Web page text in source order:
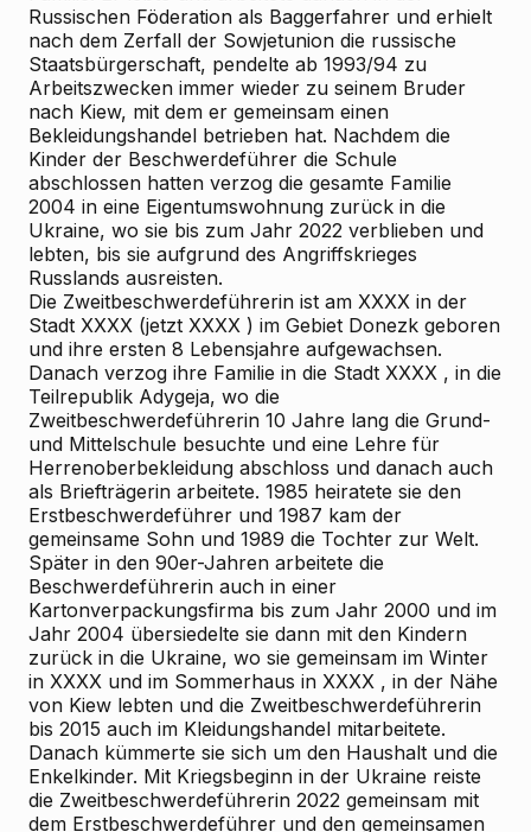
Russischen Föderation als Baggerfahrer und erhielt
nach dem Zerfall der Sowjetunion die russische
Staatsbürgerschaft, pendelte ab 1993/94 zu
Arbeitszwecken immer wieder zu seinem Bruder
nach Kiew, mit dem er gemeinsam einen
Bekleidungshandel betrieben hat. Nachdem die
Kinder der Beschwerdeführer die Schule
abschlossen hatten verzog die gesamte Familie
2004 in eine Eigentumswohnung zurück in die
Ukraine, wo sie bis zum Jahr 2022 verblieben und
lebten, bis sie aufgrund des Angriffskrieges
Russlands ausreisten.
Die Zweitbeschwerdeführerin ist am XXXX in der
Stadt XXXX (jetzt XXXX ) im Gebiet Donezk geboren
und ihre ersten 8 Lebensjahre aufgewachsen.
Danach verzog ihre Familie in die Stadt XXXX , in die
Teilrepublik Adygeja, wo die
Zweitbeschwerdeführerin 10 Jahre lang die Grund-
und Mittelschule besuchte und eine Lehre für
Herrenoberbekleidung abschloss und danach auch
als Briefträgerin arbeitete. 1985 heiratete sie den
Erstbeschwerdeführer und 1987 kam der
gemeinsame Sohn und 1989 die Tochter zur Welt.
Später in den 90er-Jahren arbeitete die
Beschwerdeführerin auch in einer
Kartonverpackungsfirma bis zum Jahr 2000 und im
Jahr 2004 übersiedelte sie dann mit den Kindern
zurück in die Ukraine, wo sie gemeinsam im Winter
in XXXX und im Sommerhaus in XXXX , in der Nähe
von Kiew lebten und die Zweitbeschwerdeführerin
bis 2015 auch im Kleidungshandel mitarbeitete.
Danach kümmerte sie sich um den Haushalt und die
Enkelkinder. Mit Kriegsbeginn in der Ukraine reiste
die Zweitbeschwerdeführerin 2022 gemeinsam mit
dem Erstbeschwerdeführer und den gemeinsamen